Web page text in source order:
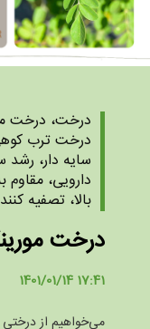
درخت، درخت
درخت ترب
سایه دار،
دارویی،
بالا، تصفیه
درخت
1401/01/14 17:41
می‌خواهیم از